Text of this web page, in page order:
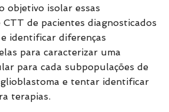
objetivo isolar essas
de pacientes diagnosticados
identificar diferenças
para caracterizar uma
para cada subpopulações de
e tentar identificar
terapias.